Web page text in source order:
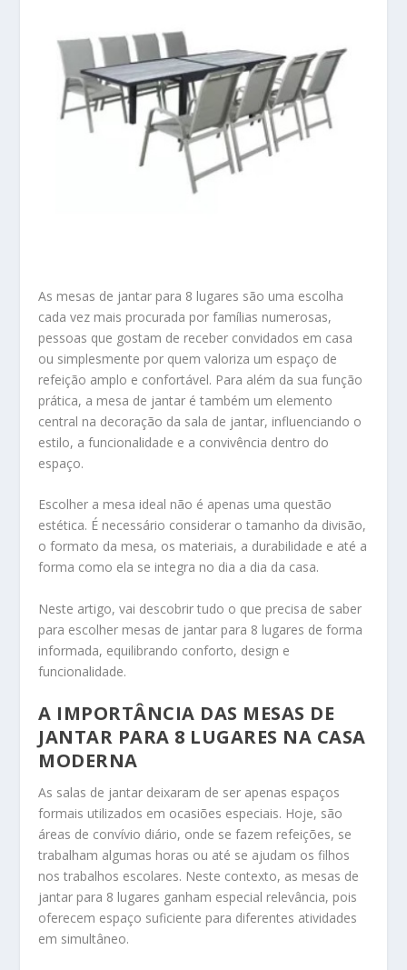
As mesas de jantar para 8 lugares são uma escolha
cada vez mais procurada por famílias numerosas,
pessoas que gostam de receber convidados em casa
ou simplesmente por quem valoriza um espaço de
refeição amplo e confortável. Para além da sua função
prática, a mesa de jantar é também um elemento
central na decoração da sala de jantar, influenciando o
estilo, a funcionalidade e a convivência dentro do
espaço.
Escolher a mesa ideal não é apenas uma questão
estética. É necessário considerar o tamanho da divisão,
o formato da mesa, os materiais, a durabilidade e até a
forma como ela se integra no dia a dia da casa.
Neste artigo, vai descobrir tudo o que precisa de saber
para escolher mesas de jantar para 8 lugares de forma
informada, equilibrando conforto, design e
funcionalidade.
A IMPORTÂNCIA DAS MESAS DE
JANTAR PARA 8 LUGARES NA CASA
MODERNA
As salas de jantar deixaram de ser apenas espaços
formais utilizados em ocasiões especiais. Hoje, são
áreas de convívio diário, onde se fazem refeições, se
trabalham algumas horas ou até se ajudam os filhos
nos trabalhos escolares. Neste contexto, as mesas de
jantar para 8 lugares ganham especial relevância, pois
oferecem espaço suficiente para diferentes atividades
em simultâneo.